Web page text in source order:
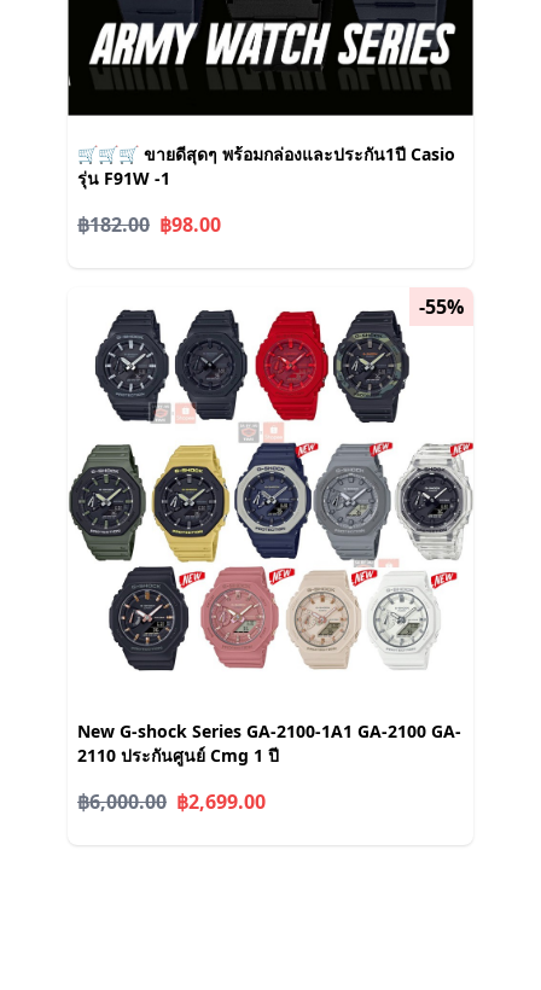
🛒🛒🛒 ขายดีสุดๆ พร้อมกล่องและประกัน1ปี Casio
รุ่น F91W -1
฿182.00 ฿98.00
-55%
New G-shock Series GA-2100-1A1 GA-2100 GA-
2110 ประกันศูนย์ Cmg 1 ปี
฿6,000.00 ฿2,699.00